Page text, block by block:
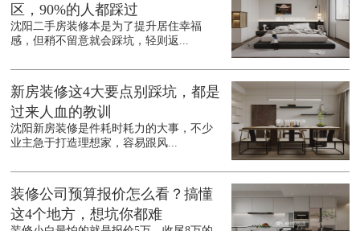
区，90%的人都踩过
沈阳二手房装修本是为了提升居住幸福
感，但稍不留意就会踩坑，轻则返...
新房装修这4大要点别踩坑，都是
过来人血的教训
沈阳新房装修是件耗时耗力的大事，不少
业主急于打造理想家，容易跟风...
装修公司预算报价怎么看？搞懂
这4个地方，想坑你都难